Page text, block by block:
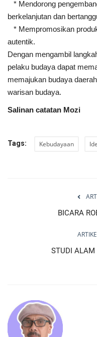
* Mendorong
berkelanjutan dan
* Mempromosikan
autentik.
Dengan mengambil
pelaku budaya dapat
memajukan budaya
warisan budaya.
Salinan catatan Mozi
Tags: Kebudayaan
BICARA
STUDI ALAM